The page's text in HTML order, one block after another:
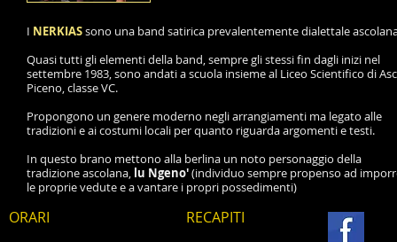
I NERKIASsono una band satirica prevalentemente dialettale
Quasi tutti gli elementi della band, sempre gli stessi fin dagli inizi nel
settembre 1983, sono andati a scuola insieme al Liceo Scientifico di
Piceno, classe VC.
Propongono un genere moderno negli arrangiamenti ma legato alle
tradizioni e ai costumi locali per quanto riguarda argomenti e testi.
In questo brano mettono alla berlina un noto personaggio della
tradizione ascolana, lu Ngeno'(individuo sempre propenso ad
le proprie vedute e a vantare i propri possedimenti)
ORARI RECAPITI